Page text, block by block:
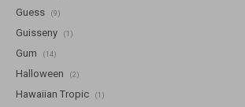
Guess (9)
Guisseny (1)
Gum (14)
Halloween (2)
Hawaiian Tropic (1)